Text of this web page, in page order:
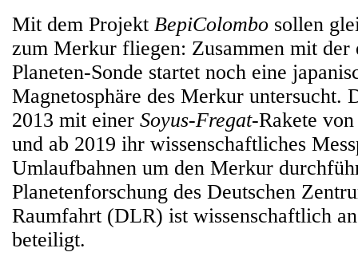
Mit dem Projekt BepiColombo sollen
zum Merkur fliegen: Zusammen mit der
Planeten-Sonde startet noch eine
Magnetosphäre des Merkur untersucht.
2013 mit einer Soyus-Fregat-Rakete
und ab 2019 ihr wissenschaftliches
Umlaufbahnen um den Merkur
Planetenforschung des Deutschen
Raumfahrt (DLR) ist wissenschaftlich
beteiligt.